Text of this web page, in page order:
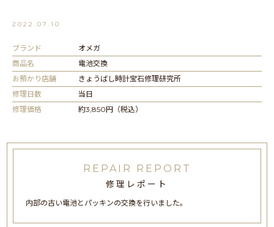
2022.07.10
ブランド
オメガ
商品名
電池交換
お預かり店舗
きょうばし時計宝石修理研究所
修理日数
当日
修理価格
約3,850円（税込）
REPAIR REPORT
修理レポート
内部の古い電池とパッキンの交換を行いました。